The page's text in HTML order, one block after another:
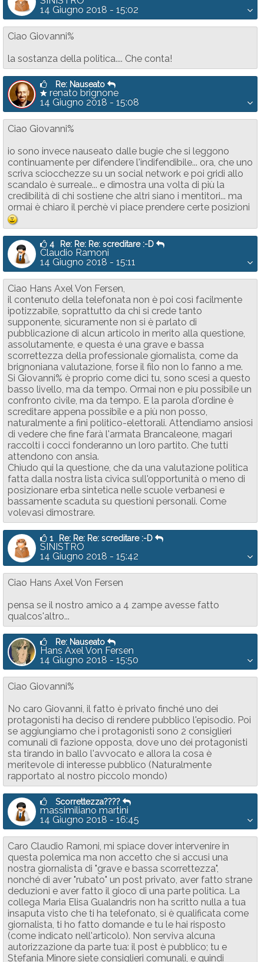
14 Giugno 2018 - 15:02
Ciao Giovanni%
la sostanza della politica.... Che conta!
Re: Nauseato
renato brignone
14 Giugno 2018 - 15:08
Ciao Giovanni%
io sono invece nauseato dalle bugie che si leggono
continuamente per difendere l'indifendibile... ora, che uno
scriva sciocchezze su un social network e poi gridi allo
scandalo è surreale... e dimostra una volta di più la
credibilità di chi sostiene che altri siano i mentitori... ma
ormai è chiaro il perchè vi piace prendere certe posizioni
:-)
4 Re: Re: Re: screditare :-D
Claudio Ramoni
14 Giugno 2018 - 15:11
Ciao Hans Axel Von Fersen,
il contenuto della telefonata non è poi così facilmente
ipotizzabile, soprattutto da chi si crede tanto
supponente, sicuramente non si è parlato di
pubblicazione di alcun articolo in merito alla questione,
assolutamente, e questa é una grave e bassa
scorrettezza della professionale giornalista, come da
brignoniana valutazione, forse il filo non lo fanno a me.
Si Giovanni% è proprio come dici tu, sono scesi a questo
basso livello, ma da tempo. Ormai non e piu possibile un
confronto civile, ma da tempo. E la parola d'ordine è
screditare appena possibile e a più non posso,
naturalmente a fini politico-elettorali. Attendiamo ansiosi
di vedere che fine farà l'armata Brancaleone, magari
raccolti i cocci fonderanno un loro partito. Che tutti
attendono con ansia.
Chiudo qui la questione, che da una valutazione politica
fatta dalla nostra lista civica sull'opportunità o meno di
posizionare erba sintetica nelle scuole verbanesi e
bassamente scaduta su questioni personali. Come
volevasi dimostrare.
1 Re: Re: Re: screditare :-D
SINISTRO
14 Giugno 2018 - 15:42
Ciao Hans Axel Von Fersen
pensa se il nostro amico a 4 zampe avesse fatto
qualcos'altro...
Re: Nauseato
Hans Axel Von Fersen
14 Giugno 2018 - 15:50
Ciao Giovanni%
No caro Giovanni, il fatto è privato finché uno dei
protagonisti ha deciso di rendere pubblico l'episodio. Poi
se aggiungiamo che i protagonisti sono 2 consiglieri
comunali di fazione opposta, dove uno dei protagonisti
sta tirando in ballo l'avvocato e allora la cosa è
meritevole di interesse pubblico (Naturalmente
rapportato al nostro piccolo mondo)
Scorrettezza????
massimiliano martini
14 Giugno 2018 - 16:45
Caro Claudio Ramoni, mi spiace dover intervenire in
questa polemica ma non accetto che si accusi una
nostra giornalista di "grave e bassa scorrettezza",
nonché di aver "rubato" un post privato, aver fatto strane
deduzioni e aver fatto il gioco di una parte politica. La
collega Maria Elisa Gualandris non ha scritto nulla a tua
insaputa visto che ti ha telefonato, si è qualificata come
giornalista, ti ho fatto domande e tu le hai risposto
(come indicato nell'articolo). Non serviva alcuna
autorizzazione da parte tua: il post è pubblico; tu e
Stefania Minore siete consiglieri comunali, e quindi